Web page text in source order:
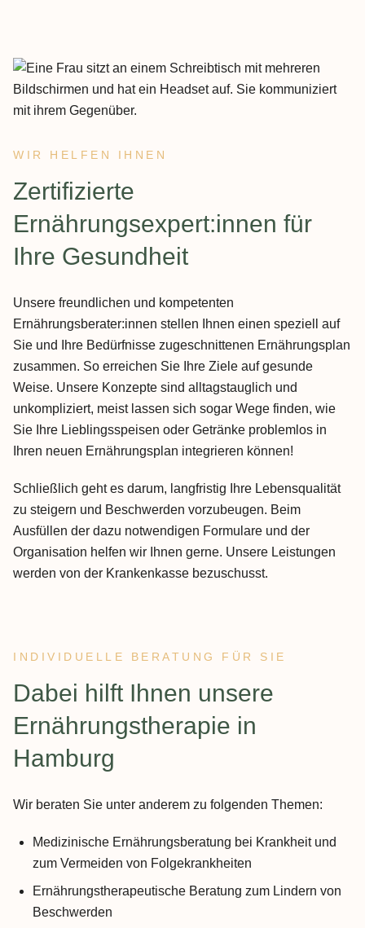
WIR HELFEN IHNEN
:
Zertifizierte
Ernährungsexpert:innen für
Ihre Gesundheit
Unsere freundlichen und kompetenten
Ernährungsberater:innen stellen Ihnen einen speziell auf
Sie und Ihre Bedürfnisse zugeschnittenen Ernährungsplan
zusammen. So erreichen Sie Ihre Ziele auf gesunde
Weise. Unsere Konzepte sind alltagstauglich und
unkompliziert, meist lassen sich sogar Wege finden, wie
Sie Ihre Lieblingsspeisen oder Getränke problemlos in
Ihren neuen Ernährungsplan integrieren können!
Schließlich geht es darum, langfristig Ihre Lebensqualität
zu steigern und Beschwerden vorzubeugen. Beim
Ausfüllen der dazu notwendigen Formulare und der
Organisation helfen wir Ihnen gerne. Unsere Leistungen
werden von der Krankenkasse bezuschusst.
INDIVIDUELLE BERATUNG FÜR SIE
:
Dabei hilft Ihnen unsere
Ernährungstherapie in
Hamburg
Wir beraten Sie unter anderem zu folgenden Themen:
Medizinische Ernährungsberatung bei Krankheit und
zum Vermeiden von Folgekrankheiten
Ernährungstherapeutische Beratung zum Lindern von
Beschwerden